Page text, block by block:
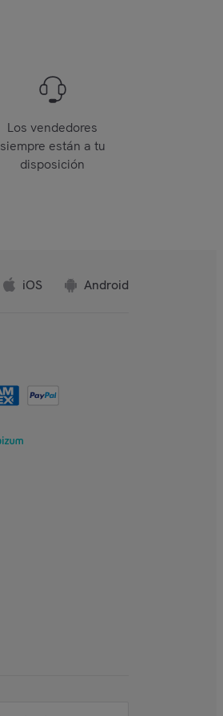
Los vendedores
siempre están a tu
disposición
iOS Android